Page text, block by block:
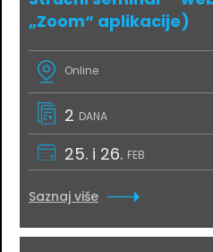
„Zoom“ aplikacije)
Online
2 DANA
25. i 26. FEB
Saznaj više